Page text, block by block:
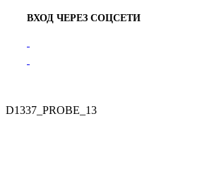
ВХОД ЧЕРЕЗ СОЦСЕТИ